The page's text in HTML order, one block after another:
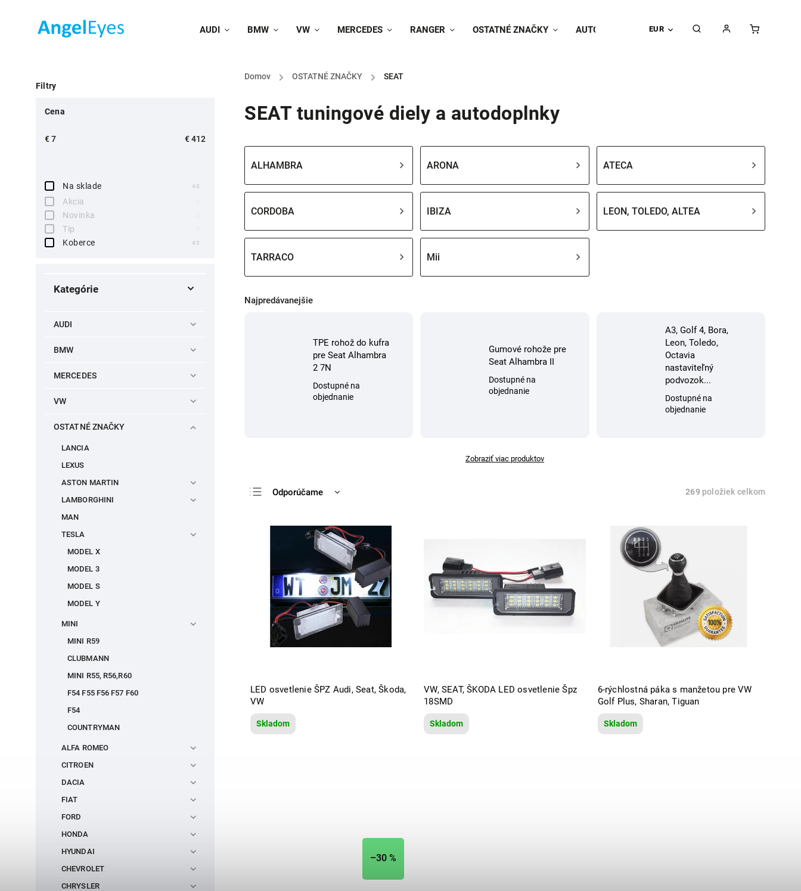
EUR
AUDI BMW VW MERCEDES RANGER OSTATNÉ ZNAČKY AUTOPOŤAHY Univerzálne doplnky
Domov / OSTATNÉ ZNAČKY /
SEAT
Filtry
Cena
€7 €412
Na sklade 48
Akcia
Novinka
Tip
Koberce 43
Kategórie
AUDI
BMW
MERCEDES
VW
OSTATNÉ ZNAČKY
LANCIA
LEXUS
ASTON MARTIN
LAMBORGHINI
MAN
TESLA
MODEL X
MODEL 3
MODEL S
MODEL Y
MINI
MINI R59
CLUBMANN
MINI R55, R56,R60
F54 F55 F56 F57 F60
F54
COUNTRYMAN
ALFA ROMEO
CITROEN
DACIA
FIAT
FORD
HONDA
HYUNDAI
CHEVROLET
CHRYSLER
SEAT tuningové diely a autodoplnky
ALHAMBRA ARONA ATECA
CORDOBA IBIZA LEON, TOLEDO, ALTEA
TARRACO Mii
Najpredávanejšie
TPE rohož do kufra
pre Seat Alhambra
2 7N
Dostupné na
objednanie
Gumové rohože pre
Seat Alhambra II
Dostupné na
objednanie
A3, Golf 4, Bora,
Leon, Toledo,
Octavia
nastaviteľný
podvozok...
Dostupné na
objednanie
Zobraziť viac produktov
Odporúčame
Najdrahšie
Najpredávanejšie
Abecedne
269položiek celkom
LED osvetlenie ŠPZ Audi, Seat, Škoda,
VW
Skladom
VW, SEAT, ŠKODA LED osvetlenie Špz
18SMD
Skladom
6-rýchlostná páka s manžetou pre VW
Golf Plus, Sharan, Tiguan
Skladom
–30 %